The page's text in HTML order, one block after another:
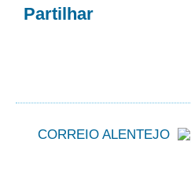
Partilhar
CORREIO ALENTEJO